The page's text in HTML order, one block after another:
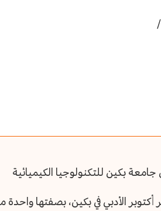
بكين للتكنولوجيا الكيميائية
الأدبي في بكين، بصفتها واحدة من